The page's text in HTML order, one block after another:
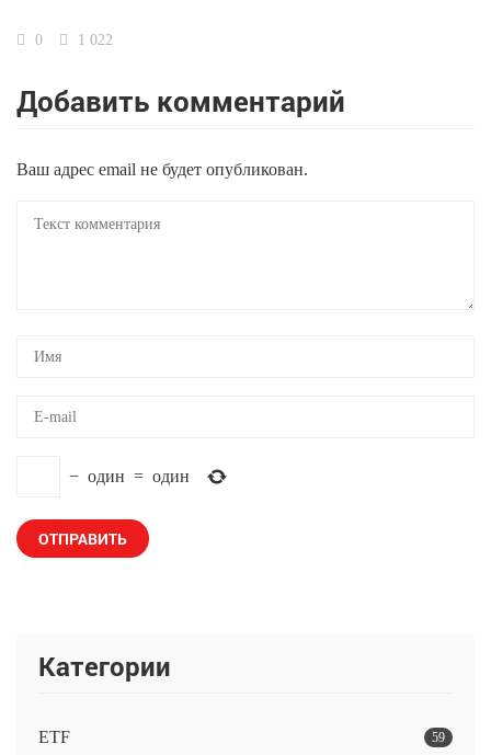
0 1 022
Добавить комментарий
Ваш адрес email не будет опубликован.
− один = один
Категории
ETF 59